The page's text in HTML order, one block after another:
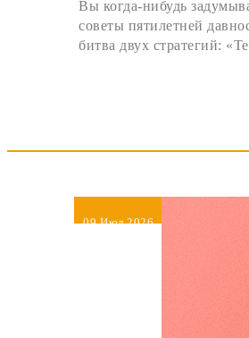
Вы когда-нибудь
советы пятилетней
битва двух стратегий:
09 Июл 2026